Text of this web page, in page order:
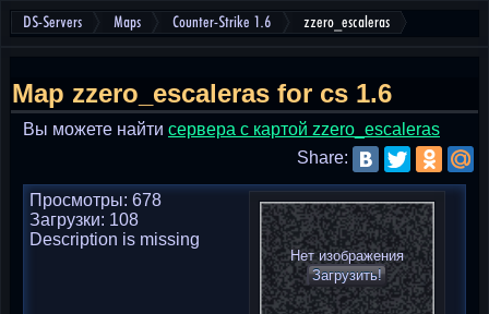
DS-Servers Maps Counter-Strike 1.6 zzero_escaleras
Map zzero_escaleras for cs 1.6
Вы можете найти cервера с картой zzero_escaleras
Share:
Нет изображения
Загрузить!
Просмотры: 678
Загрузки: 108
Description is missing